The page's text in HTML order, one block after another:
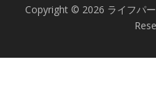
Copyright © 2026 ライフパ